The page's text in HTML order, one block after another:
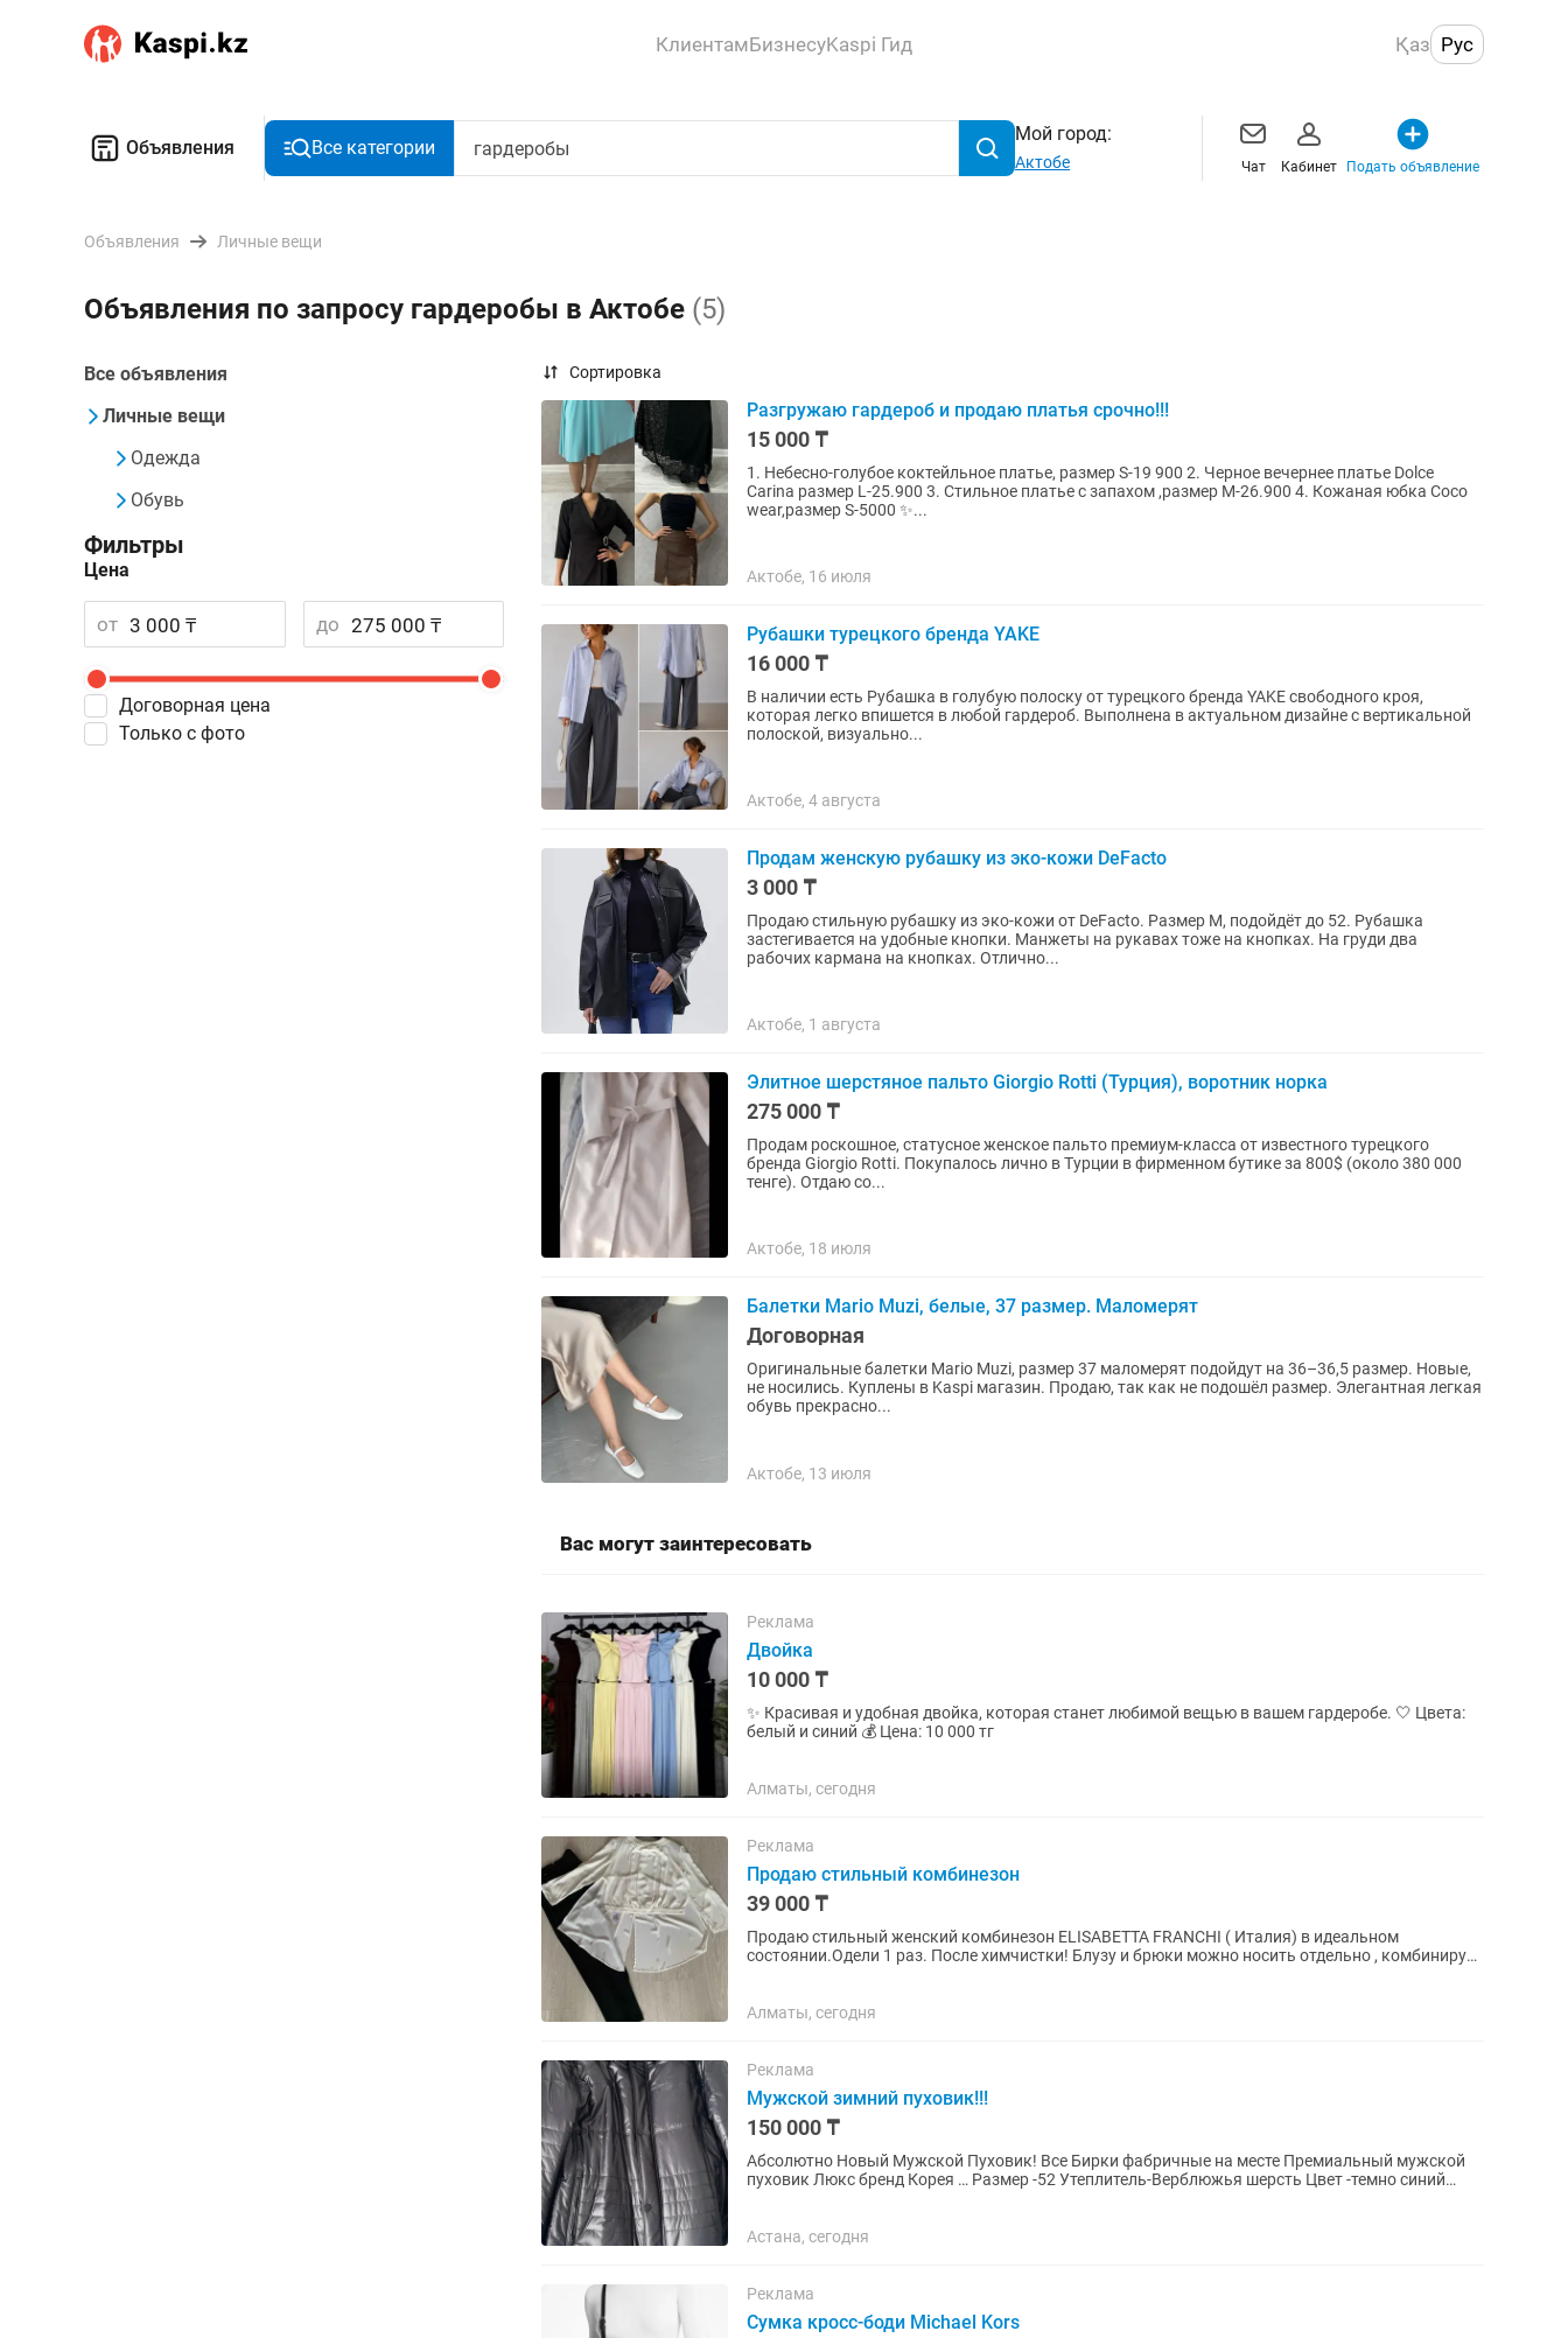
КлиентамБизнесуKaspi Гид Қаз Рус
Объявления Все категории
Мой город:
Актобе Чат Кабинет Подать объявление
Объявления Личные вещи
Объявления по запросу гардеробы в Актобе (5)
Все объявления
Личные вещи
Одежда
Обувь
Фильтры
Цена
от до
Договорная цена
Только с фото
Сортировка
Разгружаю гардероб и продаю платья срочно!!!
15 000 ₸
1. Небесно-голубое коктейльное платье, размер S-19 900 2. Черное вечернее платье Dolce
Carina размер L-25.900 3. Стильное платье с запахом ,размер М-26.900 4. Кожаная юбка Coco
wear,размер S-5000 ✨...
Актобе, 16 июля
Рубашки турецкого бренда YAKE
16 000 ₸
В наличии есть Рубашка в голубую полоску от турецкого бренда YAKE свободного кроя,
которая легко впишется в любой гардероб. Выполнена в актуальном дизайне с вертикальной
полоской, визуально...
Актобе, 4 августа
Продам женскую рубашку из эко-кожи DeFacto
3 000 ₸
Продаю стильную рубашку из эко-кожи от DeFacto. Размер М, подойдёт до 52. Рубашка
застегивается на удобные кнопки. Манжеты на рукавах тоже на кнопках. На груди два
рабочих кармана на кнопках. Отлично...
Актобе, 1 августа
Элитное шерстяное пальто Giorgio Rotti (Турция), воротник норка
275 000 ₸
Продам роскошное, статусное женское пальто премиум-класса от известного турецкого
бренда Giorgio Rotti. Покупалось лично в Турции в фирменном бутике за 800$ (около 380 000
тенге). Отдаю со...
Актобе, 18 июля
Балетки Mario Muzi, белые, 37 размер. Маломерят
Договорная
Оригинальные балетки Mario Muzi, размер 37 маломерят подойдут на 36–36,5 размер. Новые,
не носились. Куплены в Kaspi магазин. Продаю, так как не подошёл размер. Элегантная легкая
обувь прекрасно...
Актобе, 13 июля
Вас могут заинтересовать
Реклама
Двойка
10 000 ₸
✨ Красивая и удобная двойка, которая станет любимой вещью в вашем гардеробе. 🤍 Цвета:
белый и синий 💰 Цена: 10 000 тг
Алматы, сегодня
Реклама
Продаю стильный комбинезон
39 000 ₸
Продаю стильный женский комбинезон ELISABETTA FRANCHI ( Италия) в идеальном
состоянии.Одели 1 раз. После химчистки! Блузу и брюки можно носить отдельно , комбинируя
Алматы, сегодня
Реклама
Мужской зимний пуховик!!!
150 000 ₸
Абсолютно Новый Мужской Пуховик! Все Бирки фабричные на месте Премиальный мужской
пуховик Люкс бренд Корея … Размер -52 Утеплитель-Верблюжья шерсть Цвет -темно синий
Астана, сегодня
Реклама
Сумка кросс-боди Michael Kors